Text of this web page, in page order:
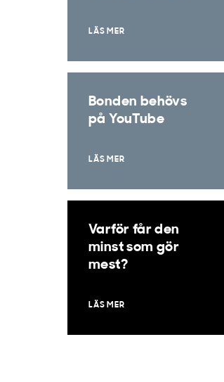
LÄS MER
Bonden behövs
på YouTube
LÄS MER
Varför får den
minst som gör
mest?
LÄS MER